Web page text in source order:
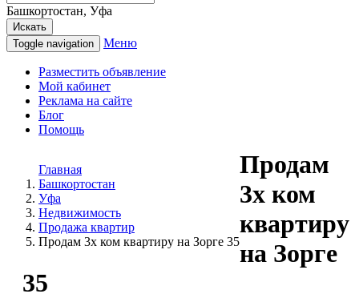
Башкортостан, Уфа
Искать
Toggle navigation
Меню
Разместить объявление
Мой кабинет
Реклама на сайте
Блог
Помощь
Главная
Башкортостан
Уфа
Недвижимость
Продажа квартир
Продам 3х ком квартиру на Зорге 35
Продам
3х ком
квартиру
на Зорге
35